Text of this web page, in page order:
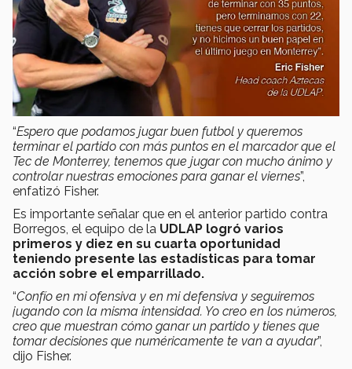
“Espero que podamos jugar buen futbol y queremos
terminar el partido con más puntos en el marcador que el
Tec de Monterrey, tenemos que jugar con mucho ánimo y
controlar nuestras emociones para ganar el viernes”,
enfatizó Fisher.
Es importante señalar que en el anterior partido contra
Borregos, el equipo de la UDLAP logró varios
primeros y diez en su cuarta oportunidad
teniendo presente las estadísticas para tomar
acción sobre el emparrillado.
“Confío en mi ofensiva y en mi defensiva y seguiremos
jugando con la misma intensidad. Yo creo en los números,
creo que muestran cómo ganar un partido y tienes que
tomar decisiones que numéricamente te van a ayudar”,
dijo Fisher.